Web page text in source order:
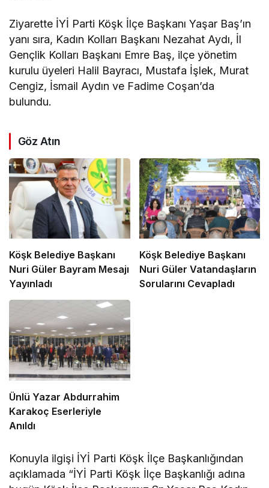
Ziyarette İYİ Parti Köşk İlçe Başkanı Yaşar Baş’ın
yanı sıra, Kadın Kolları Başkanı Nezahat Aydı, İl
Gençlik Kolları Başkanı Emre Baş, ilçe yönetim
kurulu üyeleri Halil Bayracı, Mustafa İşlek, Murat
Cengiz, İsmail Aydın ve Fadime Coşan’da
bulundu.
Göz Atın
Köşk Belediye Başkanı
Nuri Güler Bayram Mesajı
Yayınladı
Köşk Belediye Başkanı
Nuri Güler Vatandaşların
Sorularını Cevapladı
Ünlü Yazar Abdurrahim
Karakoç Eserleriyle
Anıldı
Konuyla ilgişi İYİ Parti Köşk İlçe Başkanlığından
açıklamada “İYİ Parti Köşk İlçe Başkanlığı adına